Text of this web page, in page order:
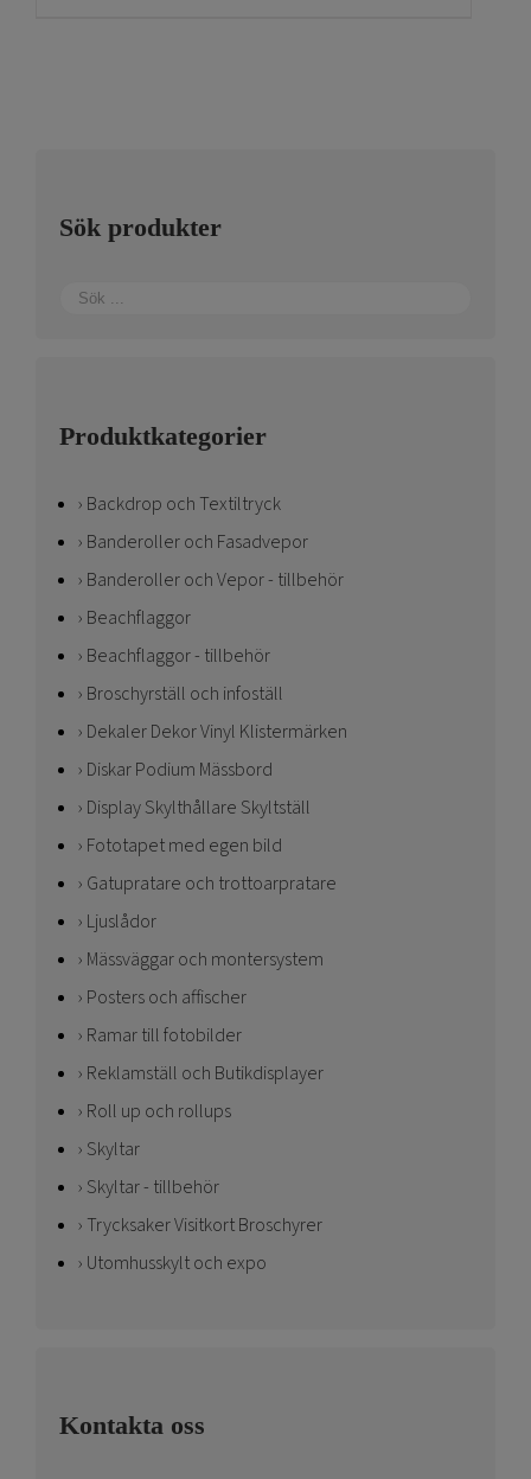
Sök produkter
Produktkategorier
Backdrop och Textiltryck
Banderoller och Fasadvepor
Banderoller och Vepor - tillbehör
Beachflaggor
Beachflaggor - tillbehör
Broschyrställ och infoställ
Dekaler Dekor Vinyl Klistermärken
Diskar Podium Mässbord
Display Skylthållare Skyltställ
Fototapet med egen bild
Gatupratare och trottoarpratare
Ljuslådor
Mässväggar och montersystem
Posters och affischer
Ramar till fotobilder
Reklamställ och Butikdisplayer
Roll up och rollups
Skyltar
Skyltar - tillbehör
Trycksaker Visitkort Broschyrer
Utomhusskylt och expo
Kontakta oss